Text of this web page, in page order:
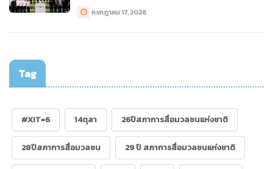
กรกฎาคม 17, 2026
Tag
#XIT=6 14ตุลา 26ปีสภาการสื่อมวลชนแห่งชาติ
28ปีสภาการสื่อมวลชน 29 ปี สภาการสื่อมวลชนแห่งชาติ